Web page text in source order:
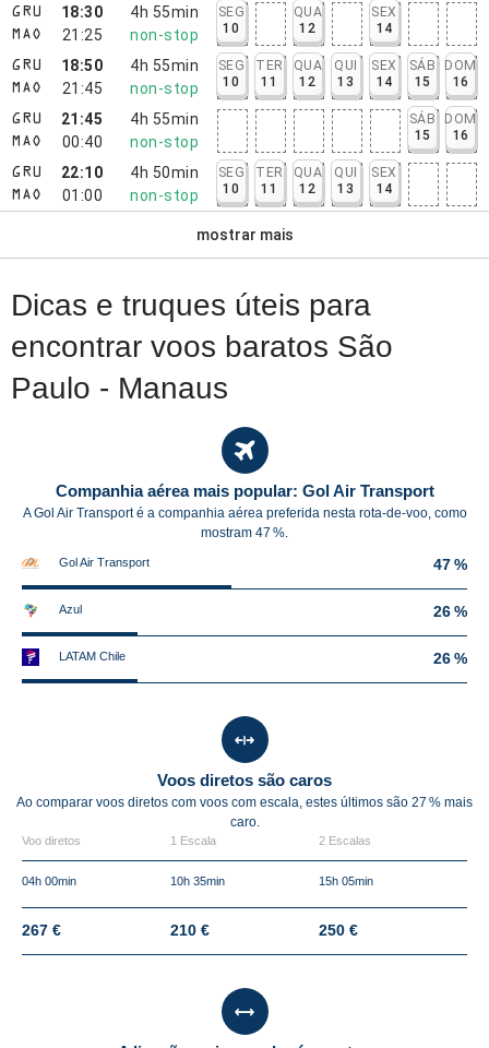
GRU
MAO
18:30
21:25
4h 55min
non-stop
SEG
10
QUA
12
SEX
14
GRU
MAO
18:50
21:45
4h 55min
non-stop
SEG
10
TER
11
QUA
12
QUI
13
SEX
14
SÁB
15
DOM
16
GRU
MAO
21:45
00:40
4h 55min
non-stop
SÁB
15
DOM
16
GRU
MAO
22:10
01:00
4h 50min
non-stop
SEG
10
TER
11
QUA
12
QUI
13
SEX
14
mostrar mais
Dicas e truques úteis para
encontrar voos baratos São
Paulo - Manaus
Companhia aérea mais popular: Gol Air Transport
A Gol Air Transport é a companhia aérea preferida nesta rota-de-voo, como
mostram 47 %.
Gol Air Transport 47 %
Azul 26 %
LATAM Chile 26 %
Voos diretos são caros
Ao comparar voos diretos com voos com escala, estes últimos são 27 % mais
caro.
Voo diretos 1 Escala 2 Escalas
04h 00min 10h 35min 15h 05min
267 € 210 € 250 €